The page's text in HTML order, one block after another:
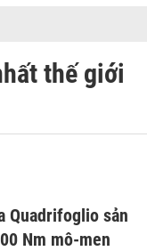
thế giới
Quadrifoglio sản
Nm mô-men